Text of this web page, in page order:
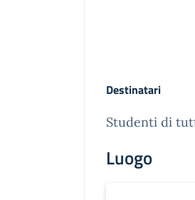
Destinatari
Studenti di
Luogo